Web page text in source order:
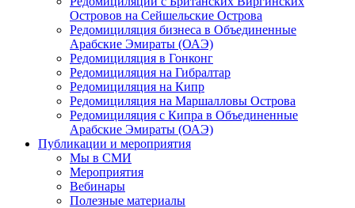
Островов на Сейшельские Острова
Редомициляция бизнеса в Объединенные
Арабские Эмираты (ОАЭ)
Редомициляция в Гонконг
Редомициляция на Гибралтар
Редомициляция на Кипр
Редомициляция на Маршалловы Острова
Редомициляция с Кипра в Объединенные
Арабские Эмираты (ОАЭ)
Публикации и мероприятия
Мы в СМИ
Мероприятия
Вебинары
Полезные материалы